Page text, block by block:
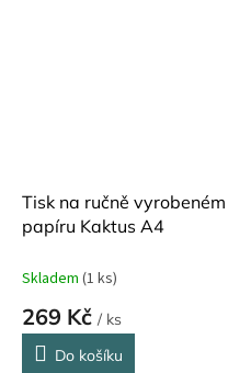
Tisk na ručně vyrobeném
papíru Kaktus A4
Skladem (1 ks)
269 Kč / ks
Do košíku